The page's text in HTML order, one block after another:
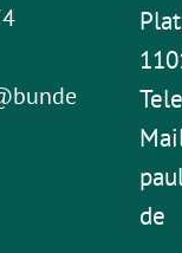
de